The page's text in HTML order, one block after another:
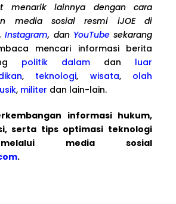
menarik lainnya dengan cara
media sosial resmi iJOE di
,Instagram, dan YouTubesekarang
mencari informasi berita
politik dalam dan luar
, teknologi, wisata, olah
, militer dan lain-lain.
informasi hukum,
serta tips optimasi teknologi
media sosial
.